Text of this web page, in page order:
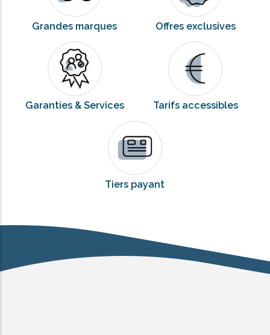
Grandes marques Offres exclusives
Garanties & Services Tarifs accessibles
Tiers payant